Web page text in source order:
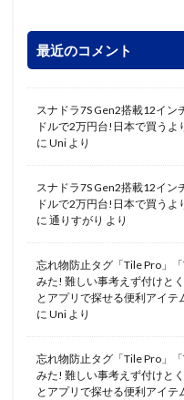
最近のコメント
スナドラ7S Gen2搭載12イン
ドルで2万円台!日本で買う
に Uni より
スナドラ7S Gen2搭載12イン
ドルで2万円台!日本で買う
に 通りすがり より
忘れ物防止タグ「Tile Pro」
みた! 難しい事考えず付けと
とアプリで探せる便利アイテ
に Uni より
忘れ物防止タグ「Tile Pro」
みた! 難しい事考えず付けと
とアプリで探せる便利アイテ